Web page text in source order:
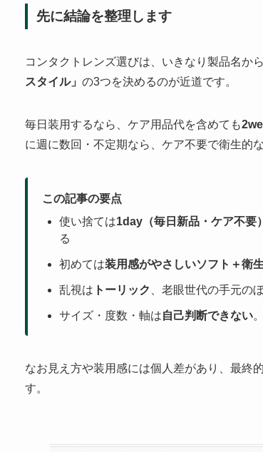
先に結論を整理します
コンタクトレンズ選びは、いきなり製品名か
スタイル」 の3つを決めるのが近道です。
毎日装用するなら、ケア用品代を含めても
に週に数回・不定期なら、ケア不要で衛生的な
この記事の要点
使い捨ては1day（毎日新品・ケア不要
る
初めては装用感がやさしいソフト＋衛
乱視は トーリック 、老眼世代の手元の
サイズ・度数・軸は自己判断できない
なお見え方や装用感には個人差があり、最終
す。